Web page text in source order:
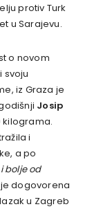
protiv Turk
u Sarajevu.
o novom
svoju
iz Graza je
Josip
kilograma.
i
a po
bolje od
dogovorena
u Zagreb